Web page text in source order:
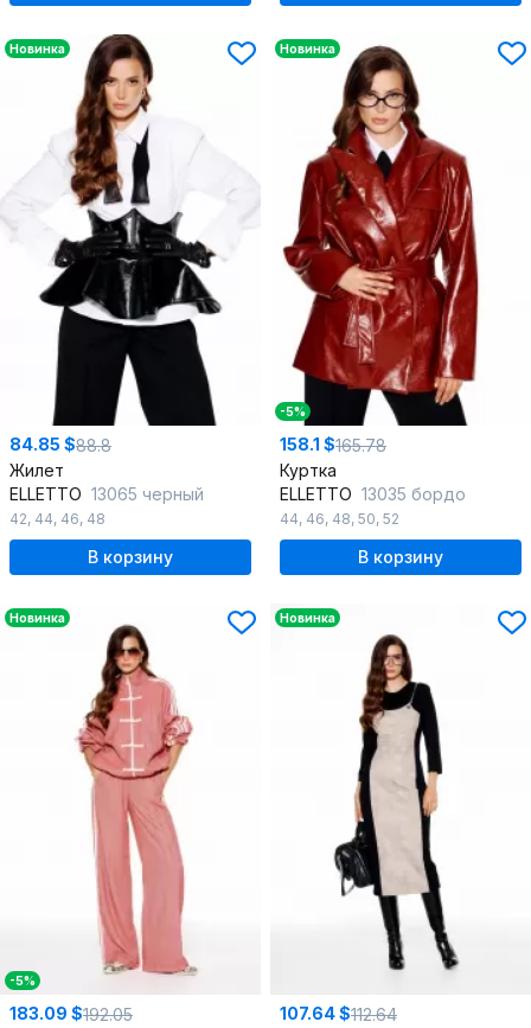
Новинка
84.85 $88.8
Жилет
ELLETTO 13065 черный
42, 44, 46, 48
В корзину
Новинка
-5%
158.1 $165.78
Куртка
ELLETTO 13035 бордо
44, 46, 48, 50, 52
В корзину
Новинка
-5%
183.09 $192.05
Новинка
107.64 $112.64